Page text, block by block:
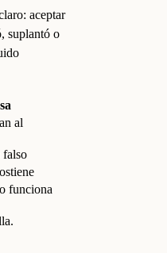
aceptar
suplantó o
al
falso
funciona